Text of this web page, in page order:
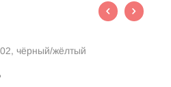
Самокат трюковой TT Duker 1.0,